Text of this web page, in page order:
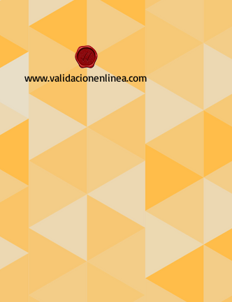
www.validacionenlinea.com